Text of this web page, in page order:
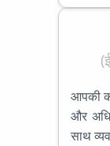
आपकी
और
साथ